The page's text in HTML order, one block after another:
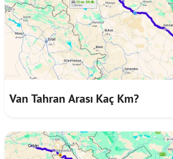
Van Tahran Arası Kaç Km?